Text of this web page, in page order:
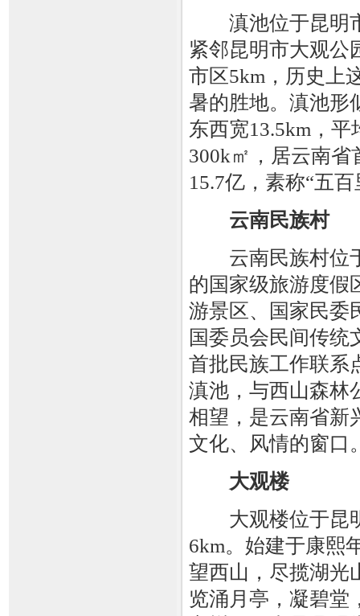
滇池位于昆明
紧邻昆明市大观公
市区5km，历史上
暑的胜地。滇池形
东西宽13.5km，
300k㎡，居云南省
15.7亿，素称“五
云南民族村
云南民族村位
的国家级旅游度假
游景区、国家民委
国委员会民间传统
首批民族工作联系
滇池，与西山森林
相望，是云南省新
文化、风情的窗口
大观楼
大观楼位于昆
6km。始建于康熙
望西山，尽揽湖光
览涌月亭，凝碧堂